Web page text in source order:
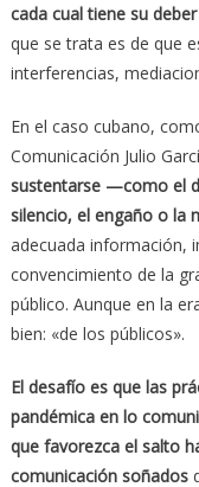
cada cual tiene su
que se trata es de que
interferencias,
En el caso cubano,
Comunicación Julio
sustentarse —como el
silencio, el engaño o la
adecuada información,
convencimiento de la
público. Aunque en la
bien: «de los públicos».
El desafío es que las
pandémica en lo
que favorezca el salto
comunicación soñados